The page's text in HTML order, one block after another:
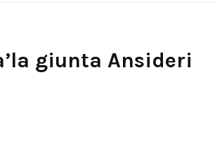
giunta Ansideri